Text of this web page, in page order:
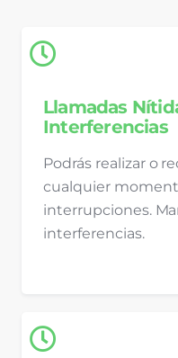
Llamadas
Interferencias
Podrás realizar o
cualquier
interrupciones.
interferencias.